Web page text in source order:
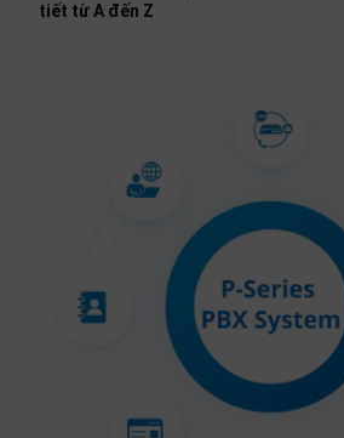
tiết từ A đến Z